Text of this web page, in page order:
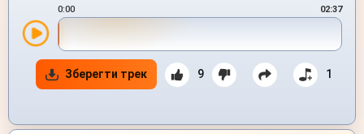
0:00 02:37
Зберегти трек 9 1